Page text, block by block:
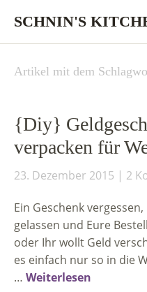
SCHNIN'S
Artikel mit dem
{Diy}
verpacken für
23. Dezember 2015 2
Ein Geschenk
gelassen und Eure
oder Ihr wollt Geld
es einfach nur so in die
… Weiterlesen